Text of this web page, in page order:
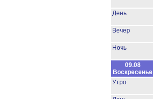
День
Вечер
Ночь
09.08
Воскресенье
Утро